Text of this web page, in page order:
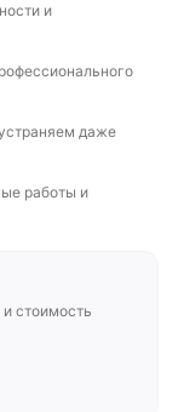
и
даже
работы и
стоимость